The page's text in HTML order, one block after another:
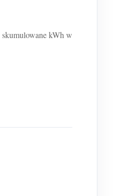
kWh w